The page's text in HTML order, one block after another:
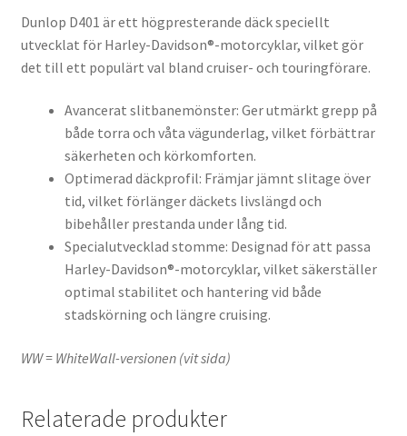
Dunlop D401 är ett högpresterande däck speciellt
utvecklat för Harley-Davidson®-motorcyklar, vilket gör
det till ett populärt val bland cruiser- och touringförare.
Avancerat slitbanemönster: Ger utmärkt grepp på
både torra och våta vägunderlag, vilket förbättrar
säkerheten och körkomforten.
Optimerad däckprofil: Främjar jämnt slitage över
tid, vilket förlänger däckets livslängd och
bibehåller prestanda under lång tid.
Specialutvecklad stomme: Designad för att passa
Harley-Davidson®-motorcyklar, vilket säkerställer
optimal stabilitet och hantering vid både
stadskörning och längre cruising.
WW = WhiteWall-versionen (vit sida)
Relaterade produkter